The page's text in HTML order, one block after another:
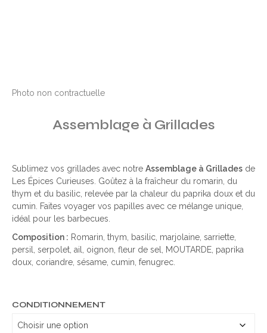
Photo non contractuelle
Assemblage à Grillades
Sublimez vos grillades avec notre Assemblage à Grillades de
Les Épices Curieuses. Goûtez à la fraîcheur du romarin, du
thym et du basilic, relevée par la chaleur du paprika doux et du
cumin. Faites voyager vos papilles avec ce mélange unique,
idéal pour les barbecues.
Composition : Romarin, thym, basilic, marjolaine, sarriette,
persil, serpolet, ail, oignon, fleur de sel, MOUTARDE, paprika
doux, coriandre, sésame, cumin, fenugrec.
CONDITIONNEMENT